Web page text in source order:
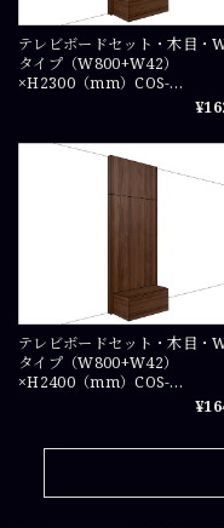
テレビボードセット・木目・
タイプ（W800+W42）
×H2300（mm）COS-
テレビボードセット・木目・
タイプ（W800+W42）
×H2400（mm）COS-